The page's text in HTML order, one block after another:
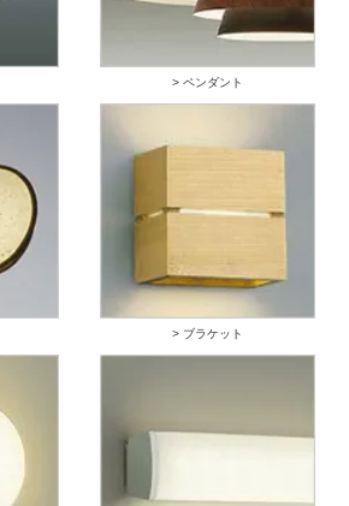
> ペンダント
> ブラケット